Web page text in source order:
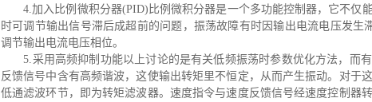
4.加入比例微积分器(PID) 比例微积分器是一个多功能控制器，它不仅
时可调节输出信号滞后成超前的问题，振荡故障有时因输出电流电压发生
调节输出电流电压相位。
5.采用高频抑制功能以上讨论的是有关低频振荡时参数优化方法，而
反馈信号中含有高频谐波，这使输出转矩里不恒定，从而产生振动。对于
低通滤波环节，即为转矩滤波器。 速度指令与速度反馈信号经速度控制器